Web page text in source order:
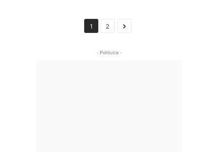
1 2
- Publicitat -